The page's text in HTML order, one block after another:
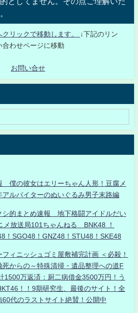
リックで移動します。
↓下記のリン
わせページに移動
お問い合せ
僕の彼女はエリーちゃん人形！豆腐メ
アルバイターのぬいぐるみ男子末路編
的まとめ速報 地下格闘アイドルだい
放送局101ちゃんねる BNK48 ！
！SGO48！GNZ48！STU48！SKE48
ィニッシュゴミ屋敷補完計画 ＜必殺！
からの～特殊清掃・遺品整理への道F
1500万返済：厨二病借金3500万円！う
！！9期研究生、最後のサイト！全
代のラストサイト絶賛！公開中